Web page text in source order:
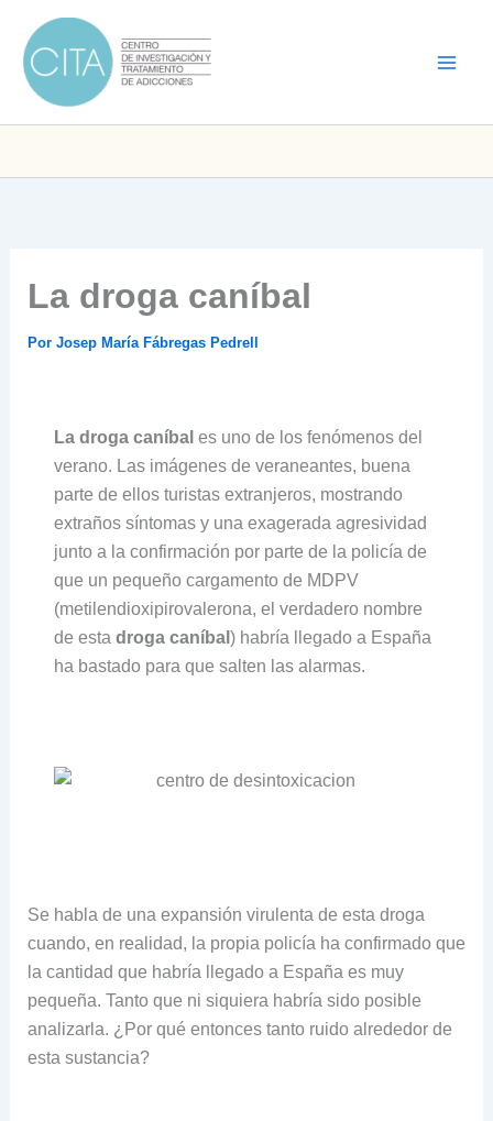
contenido
La droga caníbal
Por Josep María Fábregas Pedrell
La droga caníbal es uno de los fenómenos del
verano. Las imágenes de veraneantes, buena
parte de ellos turistas extranjeros, mostrando
extraños síntomas y una exagerada agresividad
junto a la confirmación por parte de la policía de
que un pequeño cargamento de MDPV
(metilendioxipirovalerona, el verdadero nombre
de esta droga caníbal ) habría llegado a España
ha bastado para que salten las alarmas.
Se habla de una expansión virulenta de esta droga
cuando, en realidad, la propia policía ha confirmado que
la cantidad que habría llegado a España es muy
pequeña. Tanto que ni siquiera habría sido posible
analizarla. ¿Por qué entonces tanto ruido alrededor de
esta sustancia?